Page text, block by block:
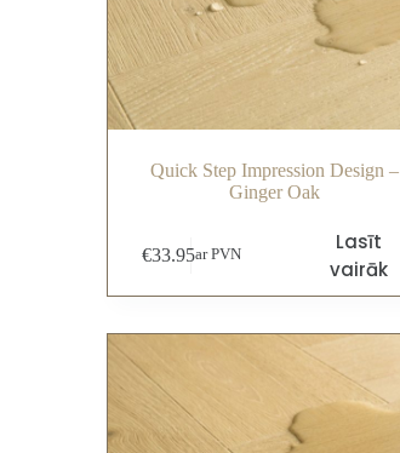
Quick Step Impression Design –
Ginger Oak
€33.95ar PVN
Lasīt
vairāk